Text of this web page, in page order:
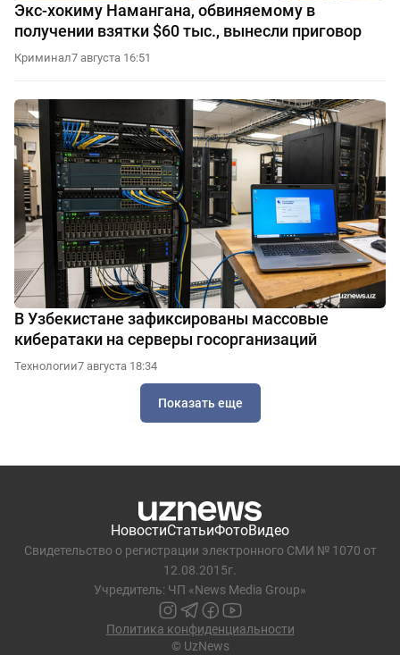
Экс-хокиму Намангана, обвиняемому в
получении взятки $60 тыс., вынесли приговор
Криминал7 августа 16:51
В Узбекистане зафиксированы массовые
кибератаки на серверы госорганизаций
Технологии7 августа 18:34
Показать еще
НовостиСтатьиФотоВидео
Свидетельство о регистрации электронного СМИ № 1070 от
12.08.2015г.
Учредитель: ЧП «News Media Group»
Политика конфиденциальности
© UzNews